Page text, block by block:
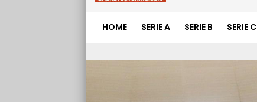
HOME SERIE A SERIE B SERIE C